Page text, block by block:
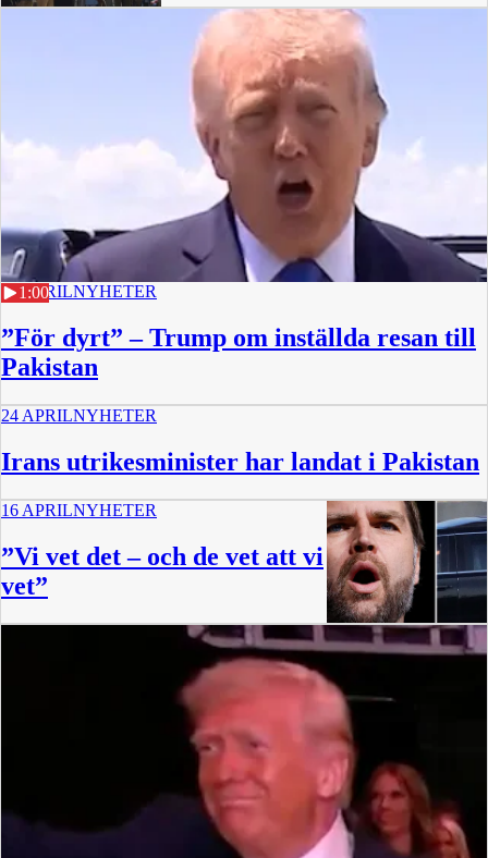
1:00
25 APRILNYHETER
”För dyrt” – Trump om inställda resan till
Pakistan
24 APRILNYHETER
Irans utrikesminister har landat i Pakistan
16 APRILNYHETER
”Vi vet det – och de vet att vi
vet”